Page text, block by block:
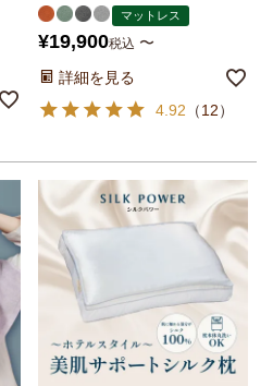
マットレス
¥19,900税込 〜
詳細を見る
4.92 （12）